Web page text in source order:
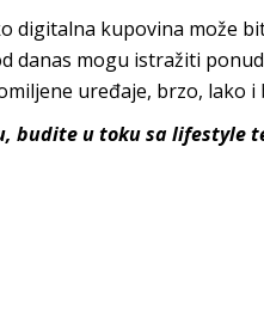
digitalna kupovina može
danas mogu istražiti
uređaje, brzo, lako i
budite u toku sa lifestyle